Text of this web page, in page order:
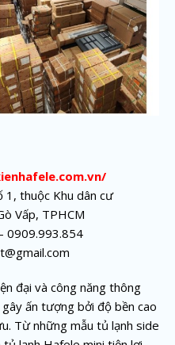
thuộc Khu dân cư
Vấp, TPHCM
0909.993.854
đại và công năng thông
gây ấn tượng bởi độ bền cao
Từ những mẫu tủ lạnh side